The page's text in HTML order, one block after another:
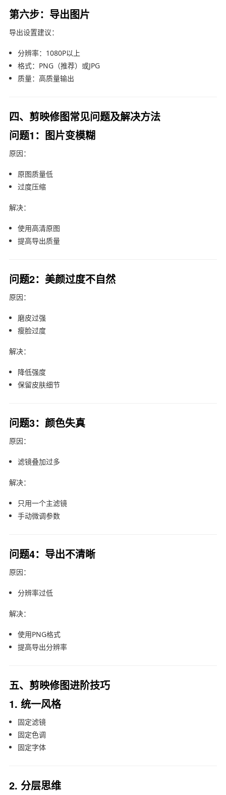
第六步：导出图片
导出设置建议：
分辨率：1080P以上
格式：PNG（推荐）或JPG
质量：高质量输出
四、剪映修图常见问题及解决方法
问题1：图片变模糊
原因：
原图质量低
过度压缩
解决：
使用高清原图
提高导出质量
问题2：美颜过度不自然
原因：
磨皮过强
瘦脸过度
解决：
降低强度
保留皮肤细节
问题3：颜色失真
原因：
滤镜叠加过多
解决：
只用一个主滤镜
手动微调参数
问题4：导出不清晰
原因：
分辨率过低
解决：
使用PNG格式
提高导出分辨率
五、剪映修图进阶技巧
1. 统一风格
固定滤镜
固定色调
固定字体
2. 分层思维